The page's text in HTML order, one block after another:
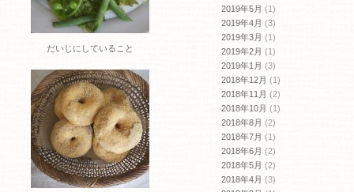
だいじにしていること
2019年5月 (1)
2019年4月 (3)
2019年3月 (1)
2019年2月 (1)
2019年1月 (3)
2018年12月 (1)
2018年11月 (2)
2018年10月 (1)
2018年8月 (2)
2018年7月 (1)
2018年6月 (2)
2018年5月 (2)
2018年4月 (3)